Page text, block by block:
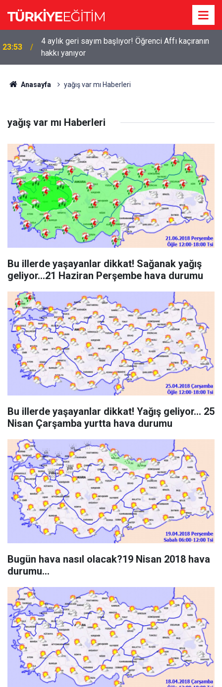
23:53
4 aylık geri sayım başlıyor! Öğrenci Affı kaçıranın
hakkı yanıyor
Anasayfa yağış var mı Haberleri
yağış var mı Haberleri
Bu illerde yaşayanlar dikkat! Sağanak yağış
geliyor...21 Haziran Perşembe hava durumu
Bu illerde yaşayanlar dikkat! Yağış geliyor... 25
Nisan Çarşamba yurtta hava durumu
Bugün hava nasıl olacak?19 Nisan 2018 hava
durumu...